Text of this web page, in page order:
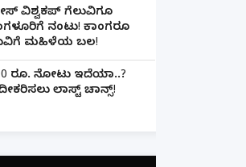
ವಿಶ್ವಕಪ್ ಗೆಲುವಿಗೂ
ನಂಟು! ಕಾಂಗರೂ
ಮಹಿಳೆಯ ಬಲ!
ರೂ. ನೋಟು ಇದೆಯಾ..?
ಲಾಸ್ಟ್‌ ಚಾನ್ಸ್‌!